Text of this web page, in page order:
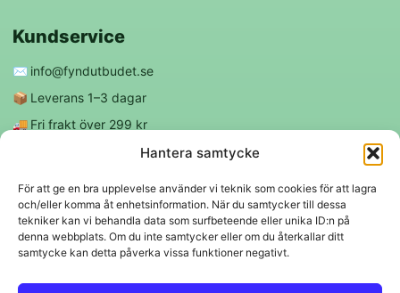
Hantera samtycke
För att ge en bra upplevelse använder vi teknik som cookies för att lagra
och/eller komma åt enhetsinformation. När du samtycker till dessa
tekniker kan vi behandla data som surfbeteende eller unika ID:n på
denna webbplats. Om du inte samtycker eller om du återkallar ditt
samtycke kan detta påverka vissa funktioner negativt.
Kundservice
✉️ info@fyndutbudet.se
📦 Leverans 1–3 dagar
🚚 Fri frakt över 299 kr
Följ oss
f ◎